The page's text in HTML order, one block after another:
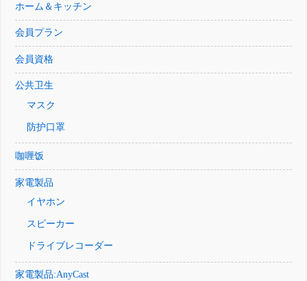
ホーム＆キッチン
会員プラン
会員資格
公共卫生
マスク
防护口罩
咖喱饭
家電製品
イヤホン
スピーカー
ドライブレコーダー
家電製品:AnyCast